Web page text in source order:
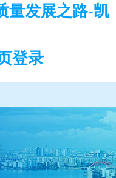
量发展之路-凯
登录